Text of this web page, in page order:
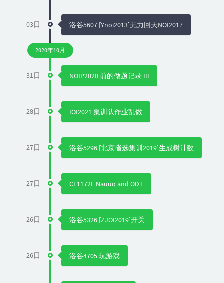
03日 洛谷5607 [Ynoi2013]无力回天NOI2017
2020年10月
31日 NOIP2020 前的做题记录 III
28日 IOI2021 集训队作业乱做
27日 洛谷5296 [北京省选集训2019]生成树计数
27日 CF1172E Nauuo and ODT
26日 洛谷5326 [ZJOI2019]开关
26日 洛谷4705 玩游戏